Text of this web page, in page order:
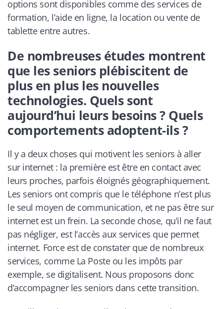
options sont disponibles comme des services de
formation, l’aide en ligne, la location ou vente de
tablette entre autres.
De nombreuses études montrent
que les seniors plébiscitent de
plus en plus les nouvelles
technologies. Quels sont
aujourd’hui leurs besoins ? Quels
comportements adoptent-ils ?
Il y a deux choses qui motivent les seniors à aller
sur internet : la première est être en contact avec
leurs proches, parfois éloignés géographiquement.
Les seniors ont compris que le téléphone n’est plus
le seul moyen de communication, et ne pas être sur
internet est un frein. La seconde chose, qu’il ne faut
pas négliger, est l’accès aux services que permet
internet. Force est de constater que de nombreux
services, comme La Poste ou les impôts par
exemple, se digitalisent. Nous proposons donc
d’accompagner les seniors dans cette transition.